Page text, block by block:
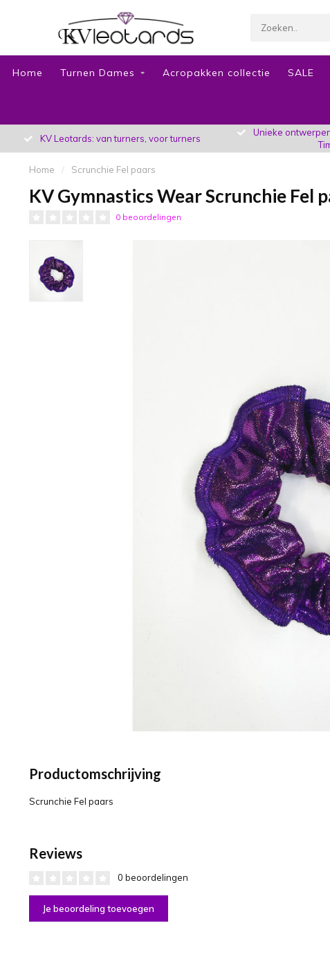
Home Turnen Dames Acropakken collectie SALE
KV Leotards: van turners, voor turners
Unieke
Home / Scrunchie Fel paars
KV Gymnastics Wear Scrunchie Fel
0 beoordelingen
Productomschrijving
Scrunchie Fel paars
Reviews
0 beoordelingen
Je beoordeling toevoegen